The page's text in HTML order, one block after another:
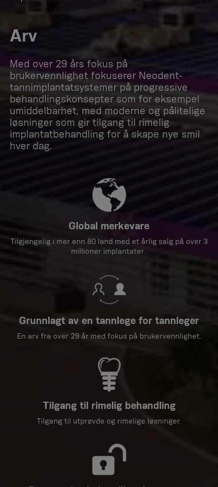
Arv
Med over 29 års fokus på
brukervennlighet fokuserer Neodent-
tannimplantatsystemer på progressive
behandlingskonsepter som for eksempel
umiddelbarhet, med moderne og pålitelige
løsninger som gir tilgang til rimelig
implantatbehandling for å skape nye smil
hver dag.
Global merkevare
Tilgjengelig i mer enn 80 land med et årlig salg på over 3
millioner implantater.
Grunnlagt av en tannlege for tannleger
En arv fra over 29 år med fokus på brukervennlighet.
Tilgang til rimelig behandling
Tilgang til utprøvde og rimelige løsninger.